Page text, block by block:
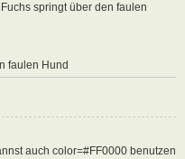
springt über den faulen
faulen Hund
auch color=#FF0000 benutzen